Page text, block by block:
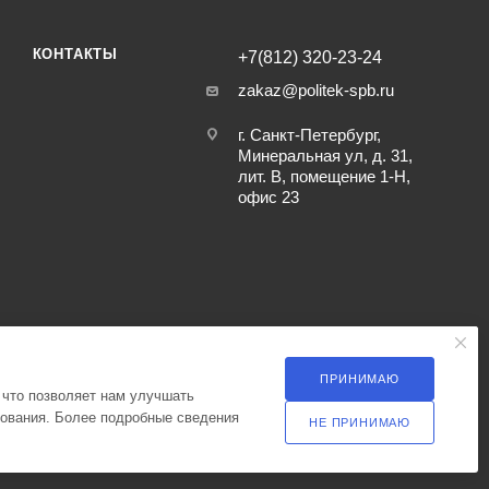
КОНТАКТЫ
+7(812) 320-23-24
zakaz@politek-spb.ru
г. Санкт-Петербург,
Минеральная ул, д. 31,
лит. В, помещение 1-Н,
офис 23
оператора в отношении обработки персональных данных
позволяет нам улучшать
Более подробные сведения
ПРИНИМАЮ
НЕ ПРИНИМАЮ